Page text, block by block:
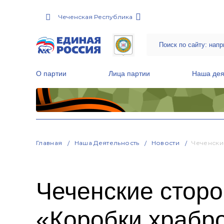
Чеченская Республика
О партии Лица партии Наша
Главная Наша Деятельность Новости
Чеченские